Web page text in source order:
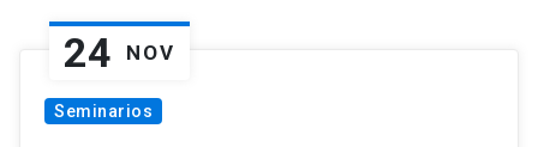
24 NOV
Seminarios